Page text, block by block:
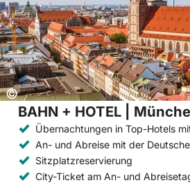
Copyright:
©
BAHN + HOTEL |
Übernachtungen in Top-Hotels
An- und Abreise mit der
Sitzplatzreservierung
City-Ticket am An- und